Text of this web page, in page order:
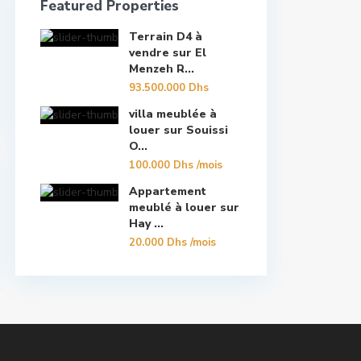
Featured Properties
Terrain D4 à
vendre sur El
Menzeh R...
93.500.000 Dhs
villa meublée à
louer sur Souissi
O...
100.000 Dhs/mois
Appartement
meublé à louer sur
Hay ...
20.000 Dhs/mois